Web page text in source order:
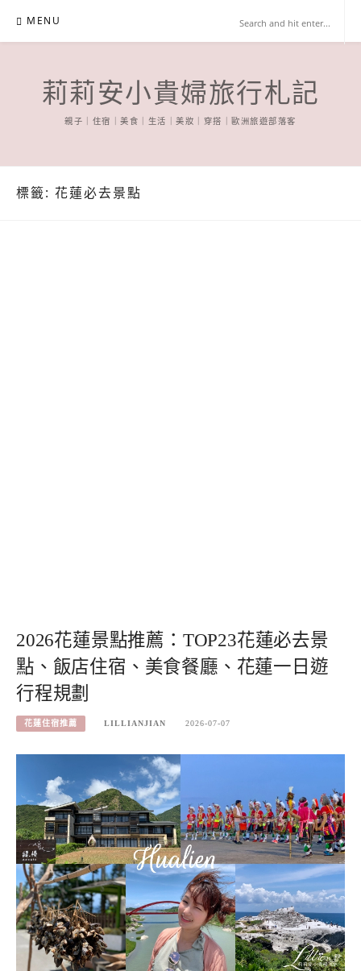
content
MENU
莉莉安小貴婦旅行札記
親子｜住宿｜美食｜生活｜美妝｜穿搭｜歐洲旅遊部落客
標籤: 花蓮必去景點
2026花蓮景點推薦：TOP23花蓮必去景
點、飯店住宿、美食餐廳、花蓮一日遊
行程規劃
花蓮住宿推薦 LILLIANJIAN 2026-07-07